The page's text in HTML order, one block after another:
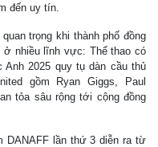
đến uy tín.
trọng khi thành phố đồng
ở nhiều lĩnh vực: Thể thao có
Anh 2025 quy tụ dàn cầu thủ
gồm Ryan Giggs, Paul
tỏa sâu rộng tới cộng đồng
DANAFF lần thứ 3 diễn ra từ